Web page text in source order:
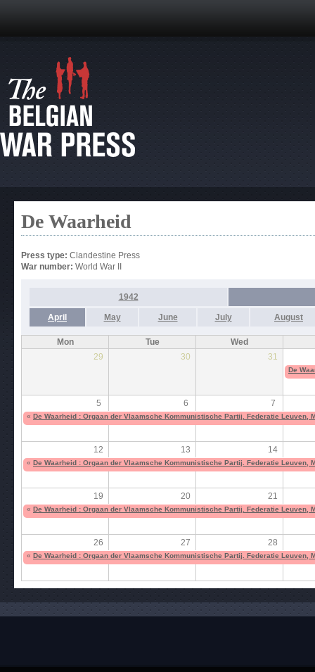
De Waarheid
Press type: Clandestine Press
War number: World War II
1942
April May June July August
Mon Tue
Wed
29
30 31
De
5 6 7
« De Waarheid : Orgaan der Vlaamsche Kommunistische Partij. Federatie Leuven,
12 13 14
« De Waarheid : Orgaan der Vlaamsche Kommunistische Partij. Federatie Leuven,
19 20 21
« De Waarheid : Orgaan der Vlaamsche Kommunistische Partij. Federatie Leuven,
26 27 28
« De Waarheid : Orgaan der Vlaamsche Kommunistische Partij. Federatie Leuven,